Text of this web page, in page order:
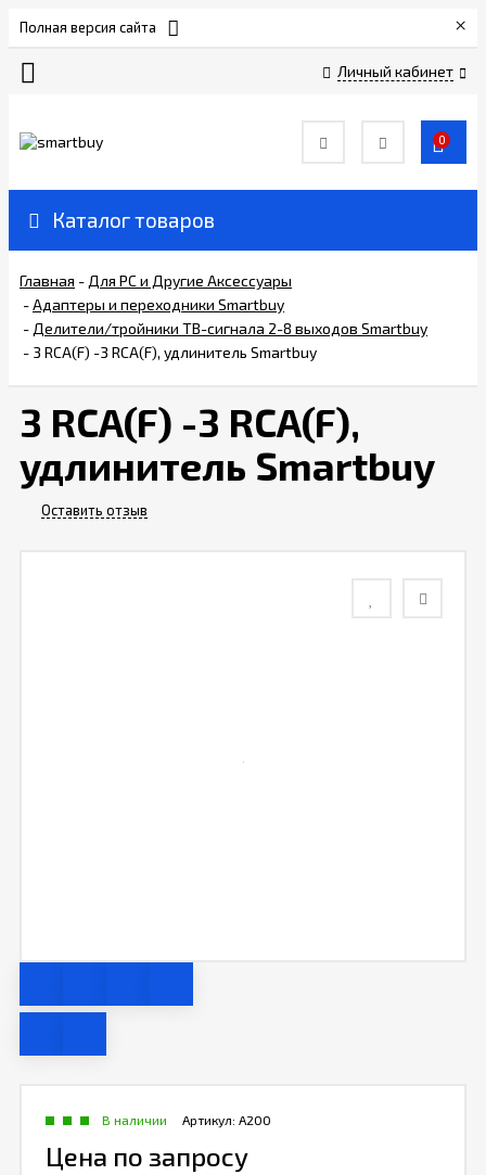
Полная версия сайта ×
Личный кабинет
компании
Вакансии
Прайс-
лист
Доставка
Контакты
0
Каталог товаров
Главная - Для РС и Другие Аксессуары
-Адаптеры и переходники Smartbuy
- Делители/тройники ТВ-сигнала 2-8 выходов Smartbuy
- 3 RCA(F) -3 RCA(F), удлинитель Smartbuy
3 RCA(F) -3 RCA(F),
удлинитель Smartbuy
Оставить отзыв
Артикул: A200
В наличии
Цена по запросу